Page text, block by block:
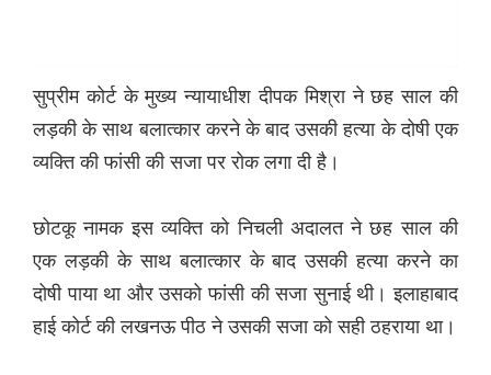
सुप्रीम कोर्ट के मुख्य न्यायाधीश दीपक मिश्रा ने छह साल की
लड़की के साथ बलात्कार करने के बाद उसकी हत्या के दोषी एक
व्यक्ति की फांसी की सजा पर रोक लगा दी है।
छोटकू नामक इस व्यक्ति को निचली अदालत ने छह साल की
एक लड़की के साथ बलात्कार के बाद उसकी हत्या करने का
दोषी पाया था और उसको फांसी की सजा सुनाई थी। इलाहाबाद
हाई कोर्ट की लखनऊ पीठ ने उसकी सजा को सही ठहराया था।